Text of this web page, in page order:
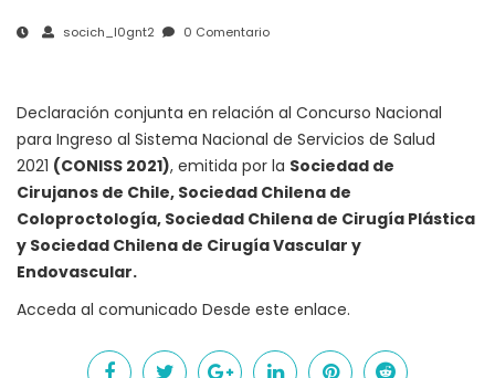
socich_l0gnt2 0 Comentario
Declaración conjunta en relación al Concurso Nacional
para Ingreso al Sistema Nacional de Servicios de Salud
2021 (CONISS 2021), emitida por la Sociedad de
Cirujanos de Chile, Sociedad Chilena de
Coloproctología, Sociedad Chilena de Cirugía Plástica
y Sociedad Chilena de Cirugía Vascular y
Endovascular.
Acceda al comunicado Desde este enlace.